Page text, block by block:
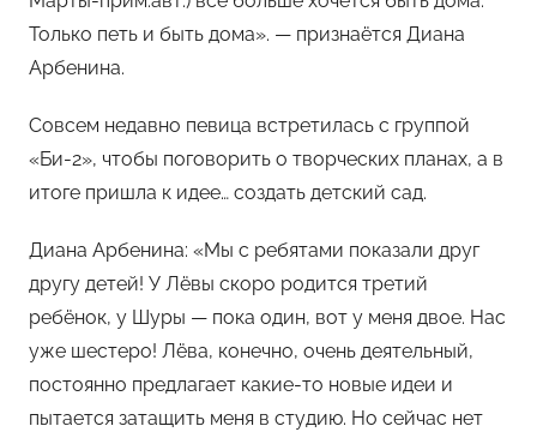
е
м
ь
Только петь и быть дома». — признаётся Диана
Арбенина.
Совсем недавно певица встретилась с группой
«Би-2», чтобы поговорить о творческих планах, а в
итоге пришла к идее… создать детский сад.
Диана Арбенина: «Мы с ребятами показали друг
другу детей! У Лёвы скоро родится третий
ребёнок, у Шуры — пока один, вот у меня двое. Нас
уже шестеро! Лёва, конечно, очень деятельный,
постоянно предлагает какие-то новые идеи и
пытается затащить меня в студию. Но сейчас нет